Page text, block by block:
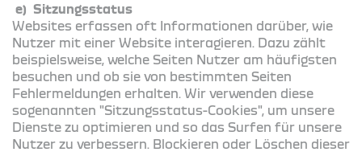
e) Sitzungsstatus
Websites erfassen oft Informationen darüber, wie
Nutzer mit einer Website interagieren. Dazu zählt
beispielsweise, welche Seiten Nutzer am häufigsten
besuchen und ob sie von bestimmten Seiten
Fehlermeldungen erhalten. Wir verwenden diese
sogenannten "Sitzungsstatus-Cookies", um unsere
Dienste zu optimieren und so das Surfen für unsere
Nutzer zu verbessern. Blockieren oder Löschen dieser